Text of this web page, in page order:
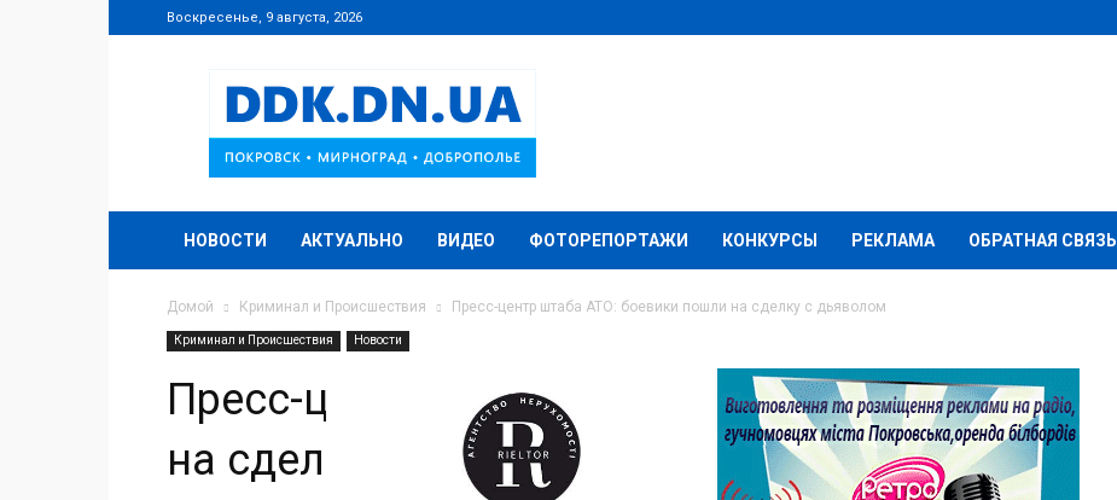
Воскресенье, 9 августа, 2026
DDK.DN.UA
НОВОСТИ АКТУАЛЬНО ВИДЕО ФОТОРЕПОРТАЖИ КОНКУРСЫ РЕКЛАМА ОБРАТНАЯ СВЯЗЬ
Домой Криминал и Происшествия Пресс-центр штаба АТО: боевики пошли на сделку с дьяволом
Криминал и Происшествия Новости
Пресс-центр штаба АТО: боевики пошли
на сделку с дьяволом